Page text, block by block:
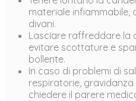
materiale infiammabile,
divani.
Lasciare raffreddare la
evitare scottature e
bollente.
In caso di problemi di
respiratorie,
chiedere il parere